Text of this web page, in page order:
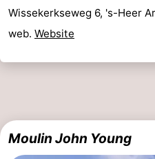
Wissekerkseweg 6, 's-Heer
web. Website
Moulin John Young